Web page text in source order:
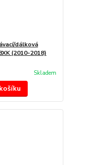
dálková
(2010-2018)
Skladem